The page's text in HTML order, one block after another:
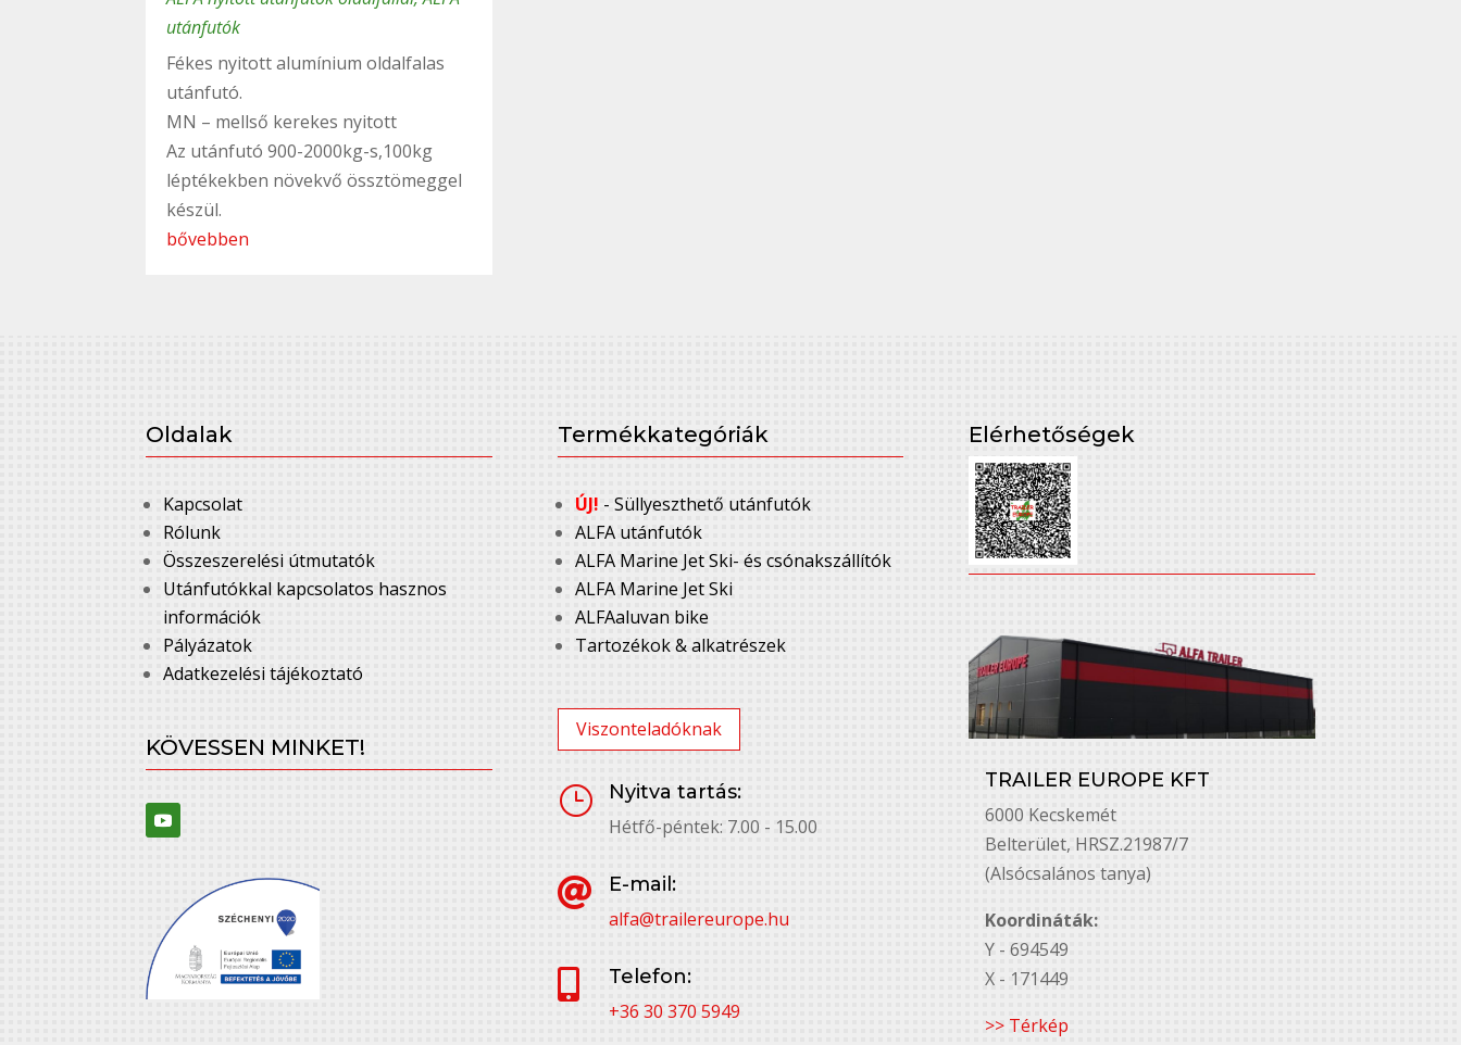
utánfutók
Fékes nyitott alumínium oldalfalas
utánfutó.
MN – mellső kerekes nyitott
Az utánfutó 900-2000kg-s,100kg
léptékekben növekvő össztömeggel
készül.
bővebben
Oldalak
Kapcsolat
Rólunk
Összeszerelési útmutatók
Utánfutókkal kapcsolatos hasznos
információk
Pályázatok
Adatkezelési tájékoztató
KÖVESSEN MINKET!
Termékkategóriák
ÚJ! - Süllyeszthető utánfutók
ALFA utánfutók
ALFA Marine Jet Ski- és csónakszállítók
ALFA Marine Jet Ski
ALFAaluvan bike
Tartozékok & alkatrészek
Viszonteladóknak
}
Nyitva tartás:
Hétfő-péntek: 7.00 - 15.00

E-mail:
alfa@trailereurope.hu

Telefon:
+36 30 370 5949
Elérhetőségek
TRAILER EUROPE KFT
6000 Kecskemét
Belterület, HRSZ.21987/7
(Alsócsalános tanya)
Koordináták:
Y - 694549
X - 171449
>> Térkép